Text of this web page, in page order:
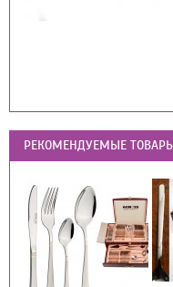
РЕКОМЕНДУЕМЫЕ